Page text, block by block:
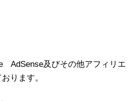
AdSense及びその他アフィリエ
ります。